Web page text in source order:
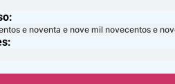
e noventa e nove mil novecentos e